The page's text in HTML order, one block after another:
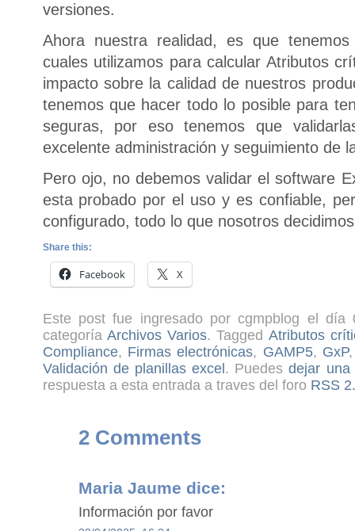
versiones.
Ahora nuestra realidad, es que
cuales utilizamos para calcular Atributos
impacto sobre la calidad de nuestros
tenemos que hacer todo lo posible para
seguras, por eso tenemos que
excelente administración y seguimiento de
Pero ojo, no debemos validar el software
esta probado por el uso y es confiable,
configurado, todo lo que nosotros
Share this:
Facebook X
Este post fue ingresado por cgmpblog el
categoría Archivos Varios. Tagged Atributos
Compliance, Firmas electrónicas, GAMP5, GxP
Validación de planillas excel. Puedesdejar una
respuesta a esta entrada a traves del foro RSS
2 Comments
Maria Jaume dice:
Información por favor